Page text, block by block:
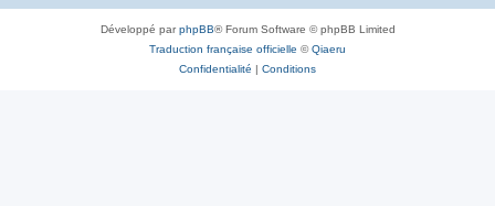
h
Développé parphpBB® Forum Software © phpBB Limited
Traduction française officielle ©Qiaeru
Confidentialité | Conditions